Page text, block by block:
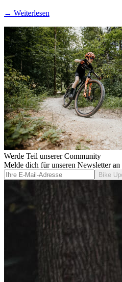
→ Weiterlesen
Werde Teil unserer Community
Melde dich für unseren Newsletter
Bike